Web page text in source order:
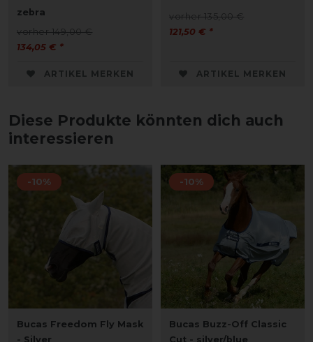
zebra
vorher 149,00 €
134,05 € *
ARTIKEL MERKEN
vorher 135,00 €
121,50 € *
ARTIKEL MERKEN
Diese Produkte könnten dich auch
interessieren
-10%
Bucas Freedom Fly Mask
- Silver
-10%
Bucas Buzz-Off Classic
Cut - silver/blue